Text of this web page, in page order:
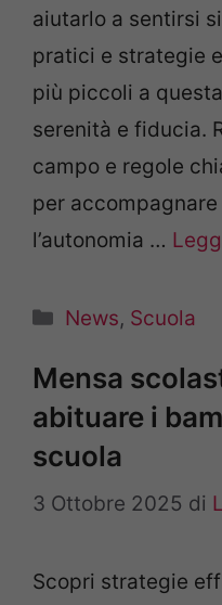
aiutarlo a sentirsi
pratici e strategie
più piccoli a
serenità e fiducia.
campo e regole
per
l’autonomia …
Categorie
News, Scuola
Mensa
abituare i
scuola
3 Ottobre 2025 di
Scopri strategie